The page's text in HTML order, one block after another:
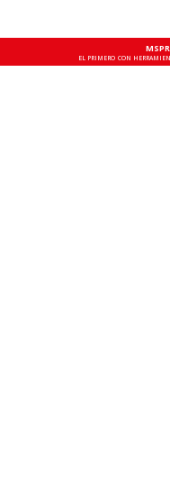
EL PRIMERO CON